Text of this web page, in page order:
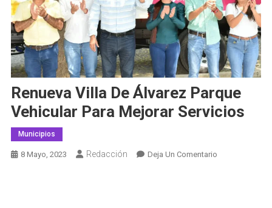
Renueva Villa De Álvarez Parque
Vehicular Para Mejorar Servicios
Municipios
8 Mayo, 2023 Redacción Deja Un ComentarioEn